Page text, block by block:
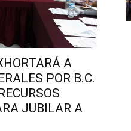
A
POR B.C.
JUBILAR A